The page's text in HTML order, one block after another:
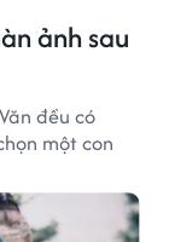
ảnh sau
đều có
một con